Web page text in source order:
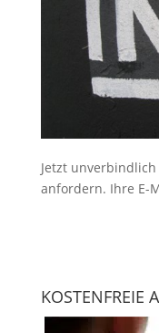
Jetzt
anfordern. Ihre E-
KOSTENFREIE